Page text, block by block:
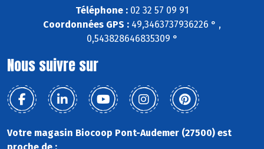
Téléphone : 02 32 57 09 91
Coordonnées GPS : 49,3463737936226 ° ,
0,543828646835309 °
Nous suivre sur
Votre magasin Biocoop Pont-Audemer (27500) est